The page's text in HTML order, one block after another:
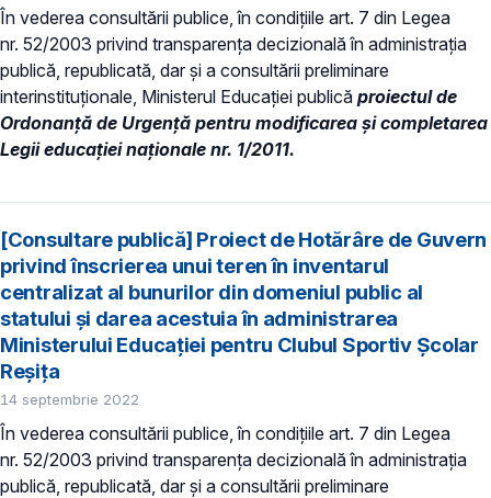
În vederea consultării publice, în condiţiile art. 7 din Legea
nr. 52/2003 privind transparenţa decizională în administraţia
publică, republicată, dar și a consultării preliminare
interinstituționale, Ministerul Educaţiei publică proiectul de
Ordonanță de Urgență pentru modificarea și completarea
Legii educaţiei naţionale nr. 1/2011.
[Consultare publică] Proiect de Hotărâre de Guvern
privind înscrierea unui teren în inventarul
centralizat al bunurilor din domeniul public al
statului și darea acestuia în administrarea
Ministerului Educației pentru Clubul Sportiv Școlar
Reșița
14 septembrie 2022
În vederea consultării publice, în condiţiile art. 7 din Legea
nr. 52/2003 privind transparenţa decizională în administraţia
publică, republicată, dar și a consultării preliminare